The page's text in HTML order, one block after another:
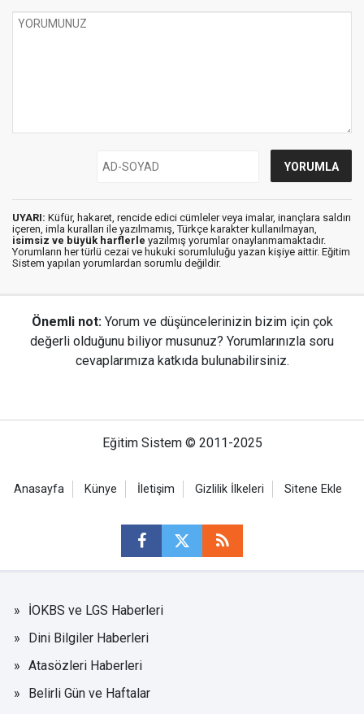
UYARI: Küfür, hakaret, rencide edici cümleler veya imalar, inançlara saldırı
içeren, imla kuralları ile yazılmamış, Türkçe karakter kullanılmayan,
isimsiz ve büyük harflerle yazılmış yorumlar onaylanmamaktadır.
Yorumların her türlü cezai ve hukuki sorumluluğu yazan kişiye aittir. Eğitim
Sistem yapılan yorumlardan sorumlu değildir.
Önemli not: Yorum ve düşüncelerinizin bizim için çok
değerli olduğunu biliyor musunuz? Yorumlarınızla soru
cevaplarımıza katkıda bulunabilirsiniz.
Eğitim Sistem © 2011-2025
Anasayfa Künye İletişim Gizlilik İlkeleri Sitene Ekle
İOKBS ve LGS Haberleri
Dini Bilgiler Haberleri
Atasözleri Haberleri
Belirli Gün ve Haftalar